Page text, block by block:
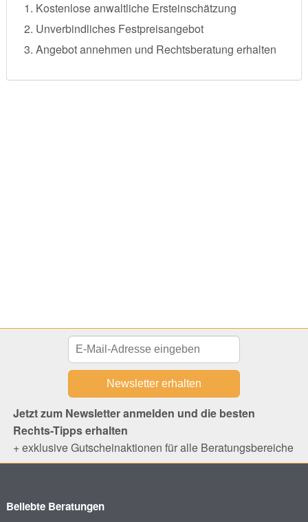
Kostenlose anwaltliche Ersteinschätzung
Unverbindliches Festpreisangebot
Angebot annehmen und Rechtsberatung erhalten
Jetzt zum Newsletter anmelden und die besten
Rechts-Tipps erhalten
+ exklusive Gutscheinaktionen für alle Beratungsbereiche
Beliebte Beratungen